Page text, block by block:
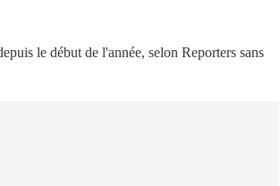
le début de l'année, selon Reporters sans